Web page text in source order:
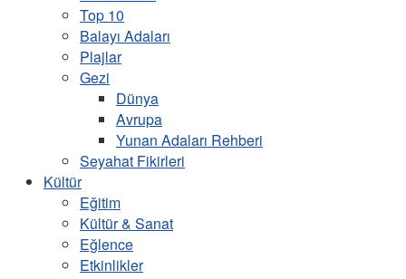
Top 10
Balayı Adaları
Plajlar
Gezi
Dünya
Avrupa
Yunan Adaları Rehberi
Seyahat Fikirleri
Kültür
Eğitim
Kültür & Sanat
Eğlence
Etkinlikler